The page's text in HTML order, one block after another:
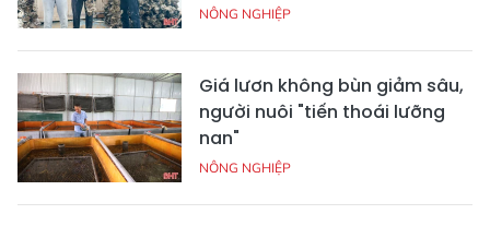
NÔNG NGHIỆP
Giá lươn không bùn giảm sâu,
người nuôi "tiến thoái lưỡng
nan"
NÔNG NGHIỆP